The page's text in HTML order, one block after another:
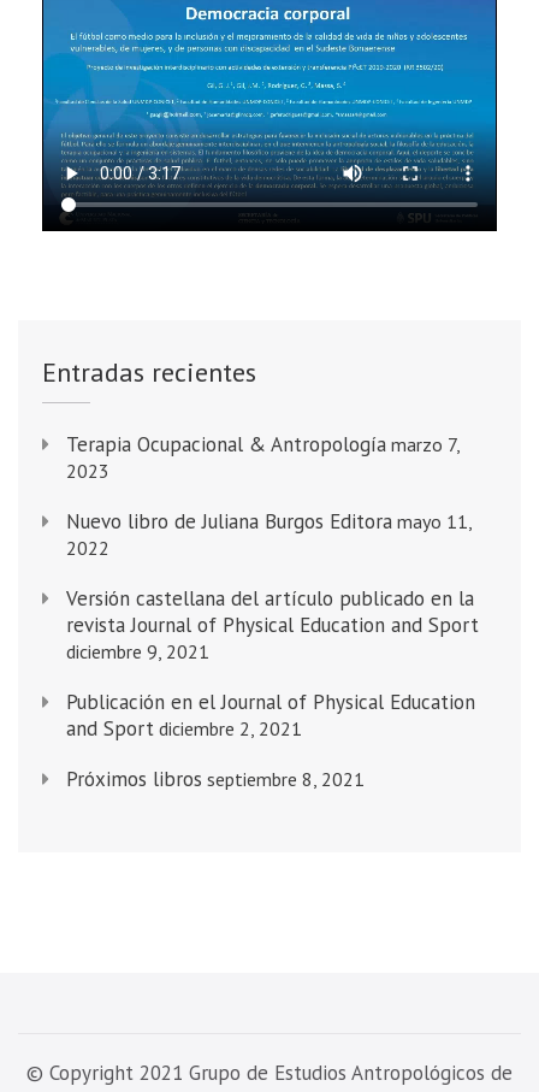
Entradas recientes
Terapia Ocupacional & Antropología marzo 7,
2023
Nuevo libro de Juliana Burgos Editora mayo 11,
2022
Versión castellana del artículo publicado en la
revista Journal of Physical Education and Sport
diciembre 9, 2021
Publicación en el Journal of Physical Education
and Sport diciembre 2, 2021
Próximos libros septiembre 8, 2021
© Copyright 2021 Grupo de Estudios Antropológicos de